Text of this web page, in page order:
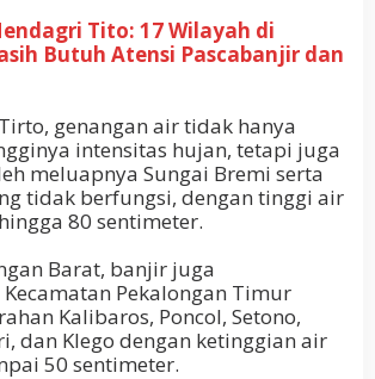
Tito: 17 Wilayah di
Butuh Atensi Pascabanjir dan
genangan air tidak hanya
intensitas hujan, tetapi juga
meluapnya Sungai Bremi serta
tidak berfungsi, dengan tinggi air
80 sentimeter.
Barat, banjir juga
Pekalongan Timur
Kalibaros, Poncol, Setono,
dan Klego dengan ketinggian air
50 sentimeter.